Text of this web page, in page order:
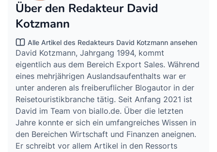
Über den Redakteur David
Kotzmann
Alle Artikel des Redakteurs David Kotzmann ansehen
David Kotzmann, Jahrgang 1994, kommt
eigentlich aus dem Bereich Export Sales. Während
eines mehrjährigen Auslandsaufenthalts war er
unter anderen als freiberuflicher Blogautor in der
Reisetouristikbranche tätig. Seit Anfang 2021 ist
David im Team von biallo.de. Über die letzten
Jahre konnte er sich ein umfangreiches Wissen in
den Bereichen Wirtschaft und Finanzen aneignen.
Er schreibt vor allem Artikel in den Ressorts